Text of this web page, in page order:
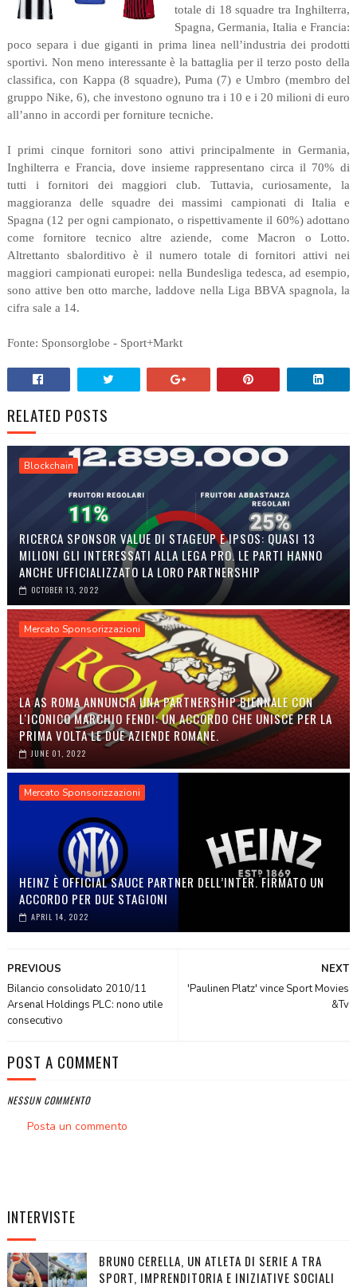
totale di 18 squadre tra Inghilterra,
Spagna, Germania, Italia e Francia:
poco separa i due giganti in prima linea nell’industria dei prodotti
sportivi. Non meno interessante è la battaglia per il terzo posto della
classifica, con Kappa (8 squadre), Puma (7) e Umbro (membro del
gruppo Nike, 6), che investono ognuno tra i 10 e i 20 milioni di euro
all’anno in accordi per forniture tecniche.
I primi cinque fornitori sono attivi principalmente in Germania,
Inghilterra e Francia, dove insieme rappresentano circa il 70% di
tutti i fornitori dei maggiori club. Tuttavia, curiosamente, la
maggioranza delle squadre dei massimi campionati di Italia e
Spagna (12 per ogni campionato, o rispettivamente il 60%) adottano
come fornitore tecnico altre aziende, come Macron o Lotto.
Altrettanto sbalorditivo è il numero totale di fornitori attivi nei
maggiori campionati europei: nella Bundesliga tedesca, ad esempio,
sono attive ben otto marche, laddove nella Liga BBVA spagnola, la
cifra sale a 14.
Fonte: Sponsorglobe - Sport+Markt
RELATED POSTS
Blockchain
RICERCA SPONSOR VALUE DI STAGEUP E IPSOS: QUASI 13
MILIONI GLI INTERESSATI ALLA LEGA PRO. LE PARTI HANNO
ANCHE UFFICIALIZZATO LA LORO PARTNERSHIP
OCTOBER 13, 2022
Mercato Sponsorizzazioni
LA AS ROMA ANNUNCIA UNA PARTNERSHIP BIENNALE CON
L'ICONICO MARCHIO FENDI: UN ACCORDO CHE UNISCE PER LA
PRIMA VOLTA LE DUE AZIENDE ROMANE.
JUNE 01, 2022
Mercato Sponsorizzazioni
HEINZ È OFFICIAL SAUCE PARTNER DELL’INTER. FIRMATO UN
ACCORDO PER DUE STAGIONI
APRIL 14, 2022
NEXT
'Paulinen Platz' vince Sport Movies
&Tv
PREVIOUS
Bilancio consolidato 2010/11
Arsenal Holdings PLC: nono utile
consecutivo
POST A COMMENT
NESSUN COMMENTO
Posta un commento
INTERVISTE
BRUNO CERELLA, UN ATLETA DI SERIE A TRA
SPORT, IMPRENDITORIA E INIZIATIVE SOCIALI